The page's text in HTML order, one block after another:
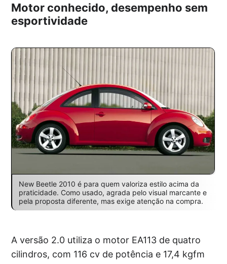
Motor conhecido, desempenho sem
esportividade
New Beetle 2010 é para quem valoriza estilo acima da
praticidade. Como usado, agrada pelo visual marcante e
pela proposta diferente, mas exige atenção na compra.
A versão 2.0 utiliza o motor EA113 de quatro
cilindros, com 116 cv de potência e 17,4 kgfm